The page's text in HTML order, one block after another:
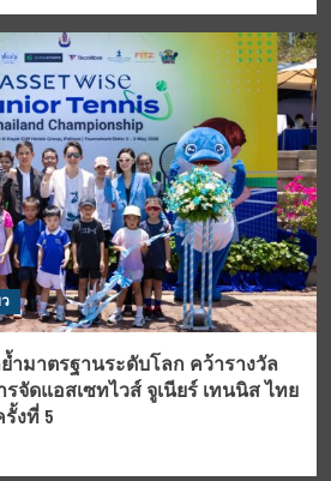
มาตรฐานระดับโลก คว้ารางวัล
รจัดแอสเซทไวส์ จูเนียร์ เทนนิส ไทย
งที่ 5